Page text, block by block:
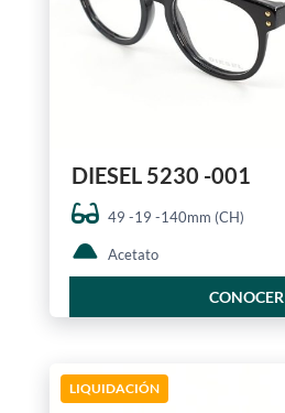
DIESEL 5230 -001
49 -19 -140mm (CH)
Acetato
CONOCER
LIQUIDACIÓN